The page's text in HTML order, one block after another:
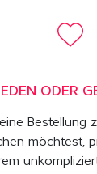
ODER
Bestellung
möchtest,